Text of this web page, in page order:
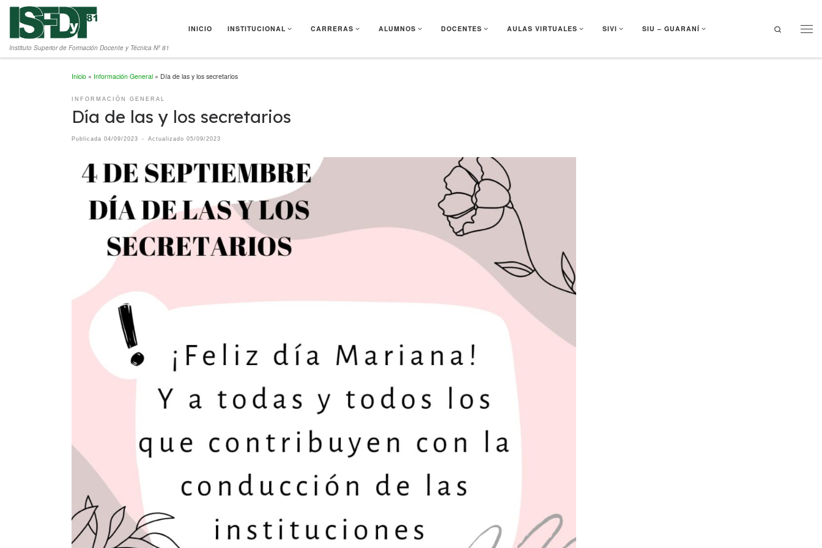
Saltar al contenido
Instituto Superior de Formación Docente y Técnica Nº 81
INICIO INSTITUCIONAL CARRERAS ALUMNOS DOCENTES AULAS VIRTUALES SIVI SIU – GUARANÍ
Search
Inicio » Información General » Día de las y los secretarios
INFORMACIÓN GENERAL
Día de las y los secretarios
Publicada 04/09/2023 - Actualizado 05/09/2023